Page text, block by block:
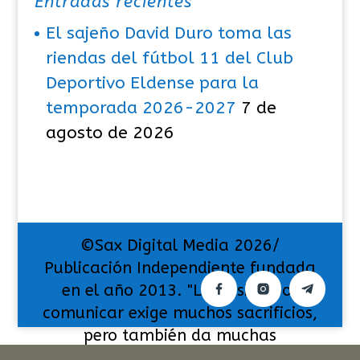
El sajeño David Duro toma las
riendas del fútbol 11 del Club
Deportivo Eldense para la
temporada 2026-2027 7 de
agosto de 2026
©Sax Digital Media 2026/
Publicación Independiente fundada
en el año 2013. "La pasión por
comunicar exige muchos sacrificios,
pero también da muchas